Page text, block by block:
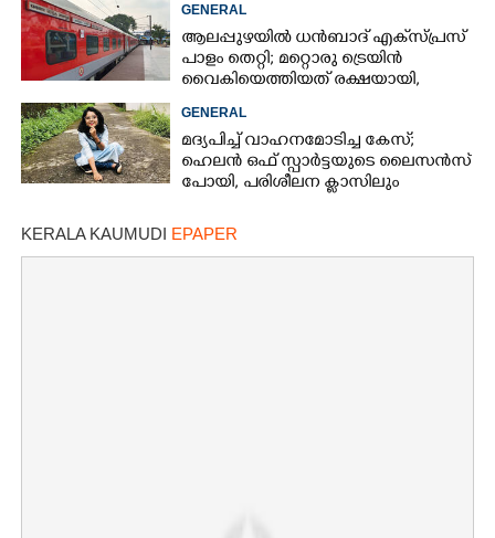
വിമർശനം
GENERAL
ആലപ്പുഴയിൽ ധൻബാദ് എക്‌സ്പ്രസ്
പാളം തെറ്റി; മറ്റൊരു ട്രെയിൻ
വൈകിയെത്തിയത് രക്ഷയായി,
GENERAL
മദ്യപിച്ച് വാഹനമോടിച്ച കേസ്;
ഹെലൻ ഒഫ് സ്പാർട്ടയുടെ ലൈസൻസ്
പോയി, പരിശീലന ക്ലാസിലും
KERALA KAUMUDI EPAPER